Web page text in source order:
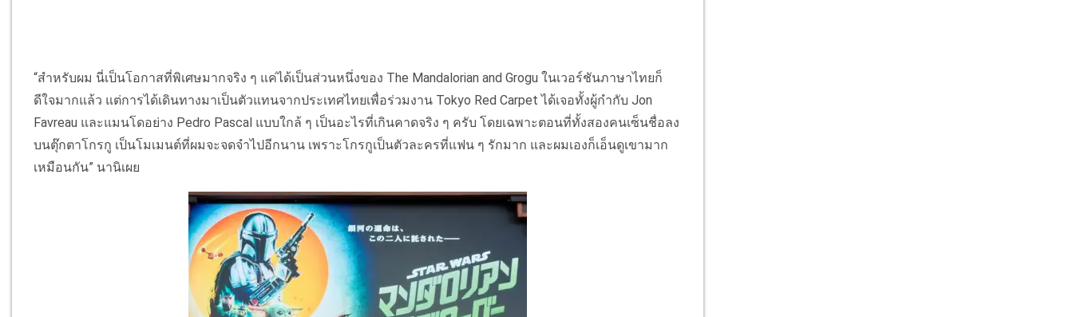
“สำหรับผม นี่เป็นโอกาสที่พิเศษมากจริง ๆ แค่ได้เป็นส่วนหนึ่งของ The Mandalorian and Grogu ในเวอร์ชันภาษาไทยก็
ดีใจมากแล้ว แต่การได้เดินทางมาเป็นตัวแทนจากประเทศไทยเพื่อร่วมงาน Tokyo Red Carpet ได้เจอทั้งผู้กำกับ Jon
Favreau และแมนโดอย่าง Pedro Pascal แบบใกล้ ๆ เป็นอะไรที่เกินคาดจริง ๆ ครับ โดยเฉพาะตอนที่ทั้งสองคนเซ็นชื่อลง
บนตุ๊กตาโกรกู เป็นโมเมนต์ที่ผมจะจดจำไปอีกนาน เพราะโกรกูเป็นตัวละครที่แฟน ๆ รักมาก และผมเองก็เอ็นดูเขามาก
เหมือนกัน” นานิเผย